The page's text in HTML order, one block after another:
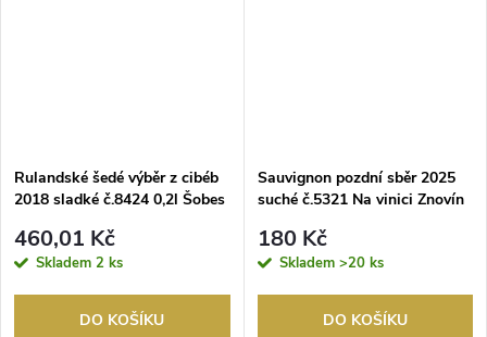
Rulandské šedé výběr z cibéb
2018 sladké č.8424 0,2l Šobes
460,01 Kč
Skladem 2 ks
DO KOŠÍKU
Sauvignon pozdní sběr 2025
suché č.5321 Na vinici Znovín
180 Kč
Skladem >20 ks
DO KOŠÍKU